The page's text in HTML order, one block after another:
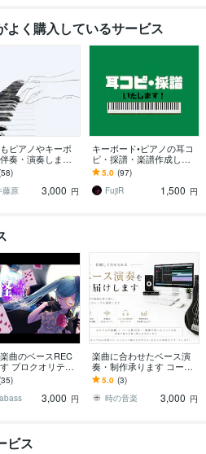
よく購入しているサービス
ピアノやキーボ
奏・演奏します
】コードで伴
可能です！アレ
曲）可能！
藤原
3,000 円
キーボード•ピアノの耳コ
ピ・採譜・楽譜作成しま
す 正確なコピー、素早い
対応、難易度別アレンジ
も可能！
5.0 (97)
FujiR
1,500 円
曲のベースREC
プロクオリティ
楽曲をワンラン
3,000 円
楽曲に合わせたベース演
奏・制作承ります コード
進行表からベースライン
制作・録音対応可能で
す！
5.0 (3)
時の音楽
3,000 円
ビス